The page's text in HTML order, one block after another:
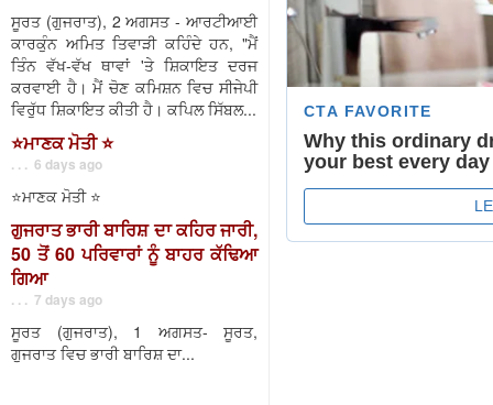
ਸੂਰਤ (ਗੁਜਰਾਤ), 2 ਅਗਸਤ - ਆਰਟੀਆਈ
ਕਾਰਕੁੰਨ ਅਮਿਤ ਤਿਵਾੜੀ ਕਹਿੰਦੇ ਹਨ, "ਮੈਂ
ਤਿੰਨ ਵੱਖ-ਵੱਖ ਥਾਵਾਂ 'ਤੇ ਸ਼ਿਕਾਇਤ ਦਰਜ
ਕਰਵਾਈ ਹੈ। ਮੈਂ ਚੋਣ ਕਮਿਸ਼ਨ ਵਿਚ ਸੀਜੇਪੀ
ਵਿਰੁੱਧ ਸ਼ਿਕਾਇਤ ਕੀਤੀ ਹੈ। ਕਪਿਲ ਸਿੱਬਲ...
⭐️ਮਾਣਕ ਮੋਤੀ ⭐️
. . . 6 days ago
⭐️ਮਾਣਕ ਮੋਤੀ ⭐️
ਗੁਜਰਾਤ ਭਾਰੀ ਬਾਰਿਸ਼ ਦਾ ਕਹਿਰ ਜਾਰੀ,
50 ਤੋਂ 60 ਪਰਿਵਾਰਾਂ ਨੂੰ ਬਾਹਰ ਕੱਢਿਆ
ਗਿਆ
. . . 7 days ago
ਸੂਰਤ (ਗੁਜਰਾਤ), 1 ਅਗਸਤ- ਸੂਰਤ,
ਗੁਜਰਾਤ ਵਿਚ ਭਾਰੀ ਬਾਰਿਸ਼ ਦਾ...